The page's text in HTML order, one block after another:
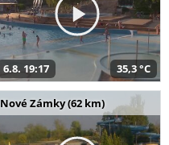
6.8. 19:17 35,3 °C
Nové Zámky (62 km)